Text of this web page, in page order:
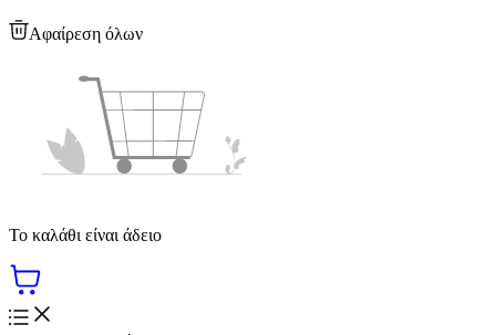
Αφαίρεση όλων
Το καλάθι είναι άδειο